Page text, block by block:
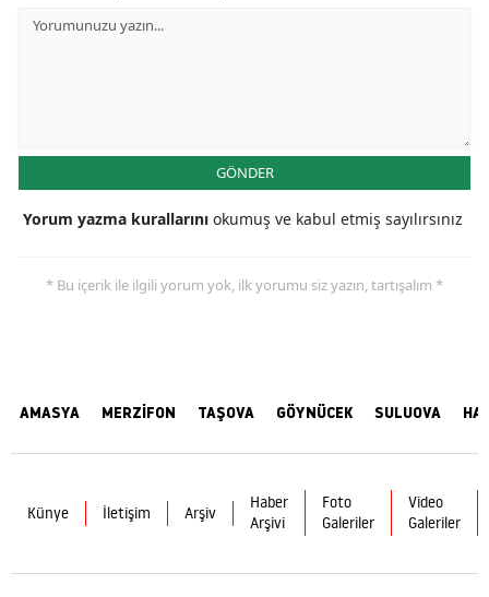
GÖNDER
Yorum yazma kurallarını okumuş ve kabul etmiş sayılırsınız
* Bu içerik ile ilgili yorum yok, ilk yorumu siz yazın, tartışalım *
AMASYA MERZİFON TAŞOVA GÖYNÜCEK SULUOVA
Künye İletişim Arşiv
Haber
Arşivi
Foto
Galeriler
Video
Galeriler